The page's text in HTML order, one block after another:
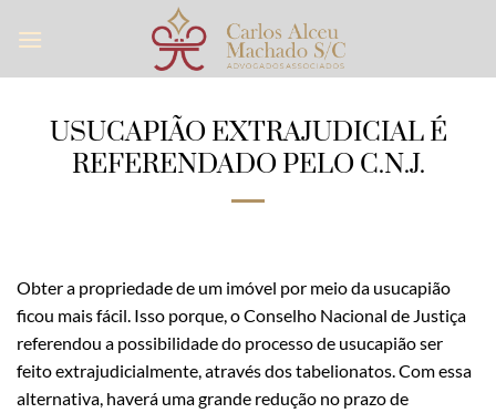
USUCAPIÃO EXTRAJUDICIAL É
REFERENDADO PELO C.N.J.
Obter a propriedade de um imóvel por meio da usucapião
ficou mais fácil. Isso porque, o Conselho Nacional de Justiça
referendou a possibilidade do processo de usucapião ser
feito extrajudicialmente, através dos tabelionatos. Com essa
alternativa, haverá uma grande redução no prazo de